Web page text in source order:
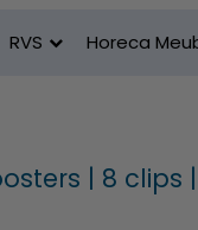
RVS Horeca
| 8 clips |